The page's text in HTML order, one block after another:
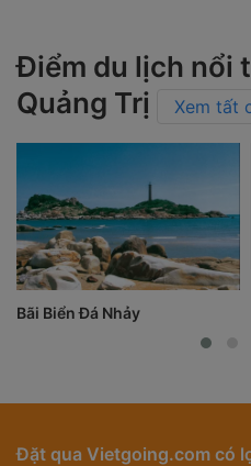
Điểm du lịch nổi
Quảng Trị
Xem tất
Bãi Biển Đá Nhảy
Đặt qua Vietgoing.com có